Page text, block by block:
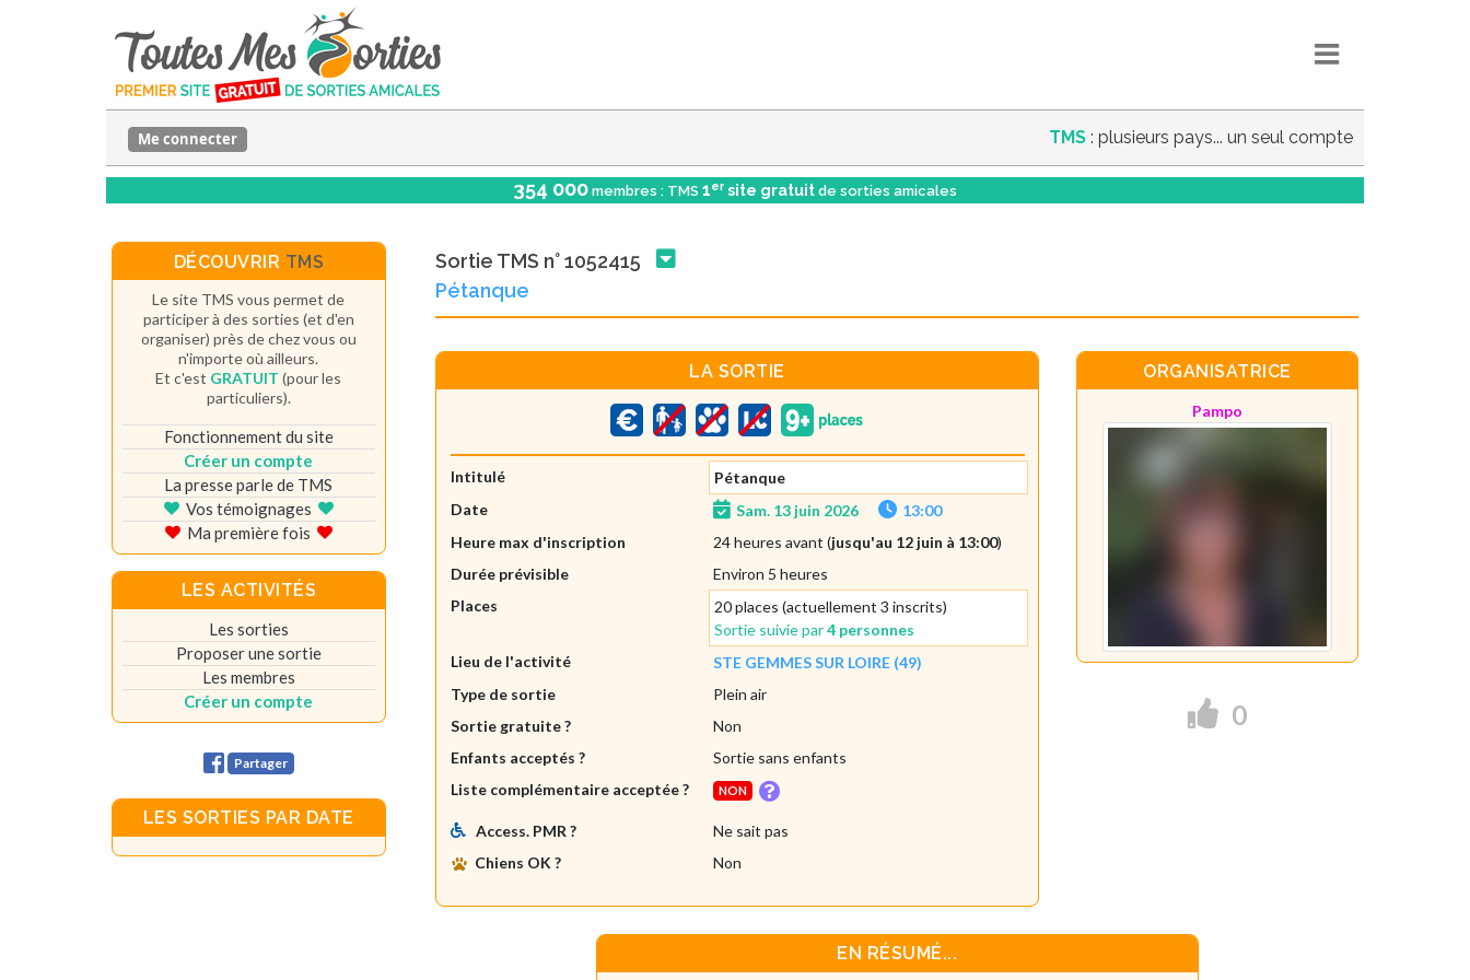
TMS : plusieurs pays... un seul compte
Me connecter
354 000 membres : TMS 1er site gratuit de sorties amicales
Sortie TMS n° 1052415
Pétanque
LA SORTIE
Intitulé
Pétanque
Date
Sam. 13 juin 2026
13:00
Heure max d'inscription
24 heures avant (jusqu'au 12 juin à 13:00)
Durée prévisible
Environ 5 heures
Places
20 places (actuellement 3 inscrits)
Sortie suivie par4 personnes
Lieu de l'activité
STE GEMMES SUR LOIRE (49)
Type de sortie
Plein air
Sortie gratuite ?
Non
Enfants acceptés ?
Sortie sans enfants
Liste complémentaire acceptée ?
NON
Access. PMR ?
Ne sait pas
Chiens OK ?
Non
ORGANISATRICE
Pampo
0
EN RÉSUMÉ...
DÉCOUVRIR TMS
Le site TMS vous permet de
participer à des sorties (et d'en
organiser) près de chez vous ou
n'importe où ailleurs.
Et c'est GRATUIT (pour les
particuliers).
Fonctionnement du site
Créer un compte
La presse parle de TMS
Vos témoignages
Ma première fois
LES ACTIVITÉS
Les sorties
Proposer une sortie
Les membres
Créer un compte
Partager
LES SORTIES PAR DATE